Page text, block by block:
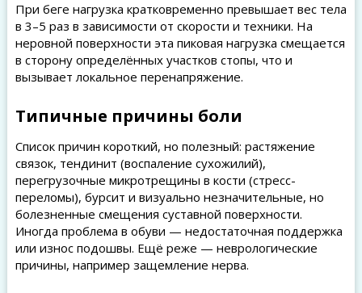
При беге нагрузка кратковременно превышает вес тела
в 3–5 раз в зависимости от скорости и техники. На
неровной поверхности эта пиковая нагрузка смещается
в сторону определённых участков стопы, что и
вызывает локальное перенапряжение.
Типичные причины боли
Список причин короткий, но полезный: растяжение
связок, тендинит (воспаление сухожилий),
перегрузочные микротрещины в кости (стресс-
переломы), бурсит и визуально незначительные, но
болезненные смещения суставной поверхности.
Иногда проблема в обуви — недостаточная поддержка
или износ подошвы. Ещё реже — неврологические
причины, например защемление нерва.